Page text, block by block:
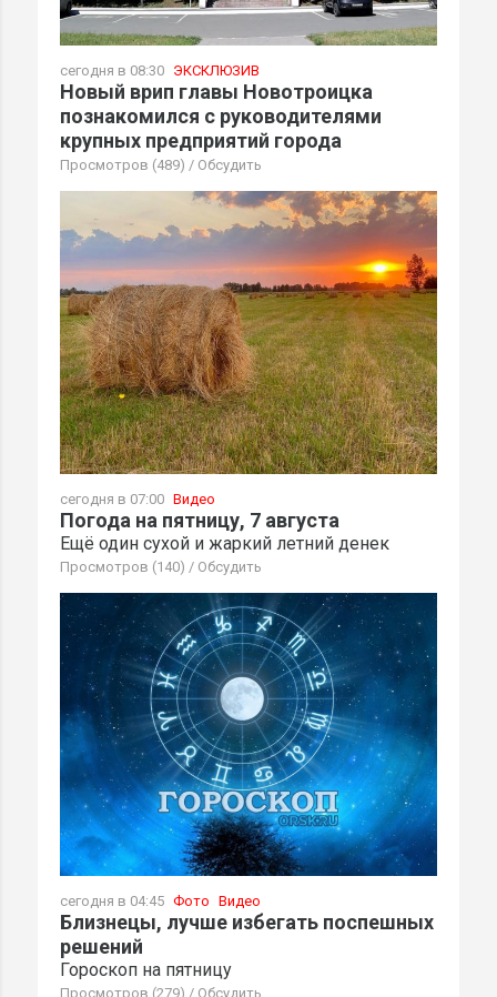
сегодня в 08:30 ЭКСКЛЮЗИВ
Новый врип главы Новотроицка
познакомился с руководителями
крупных предприятий города
Просмотров (489) / Обсудить
сегодня в 07:00 Видео
Погода на пятницу, 7 августа
Ещё один сухой и жаркий летний денек
Просмотров (140) / Обсудить
сегодня в 04:45 Фото Видео
Близнецы, лучше избегать поспешных
решений
Гороскоп на пятницу
Просмотров (279) / Обсудить